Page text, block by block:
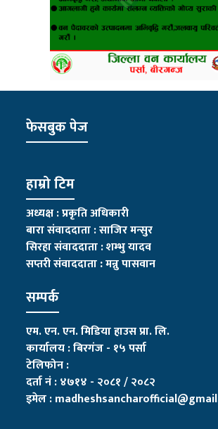
फेसबुक पेज
हाम्रो टिम
अध्यक्ष : प्रकृति अधिकारी
बारा संवाददाता : साजिर मन्सुर
सिरहा संवाददाता : शम्भु यादव
सप्तरी संवाददाता:मन्नु पासवान
सम्पर्क
एम. एन. एन. मिडिया हाउस प्रा. लि.
कार्यालय : बिरगंज - १५ पर्सा
टेलिफोन :
दर्ता नं : ४७१४ - २०८१ / २०८२
इमेल :